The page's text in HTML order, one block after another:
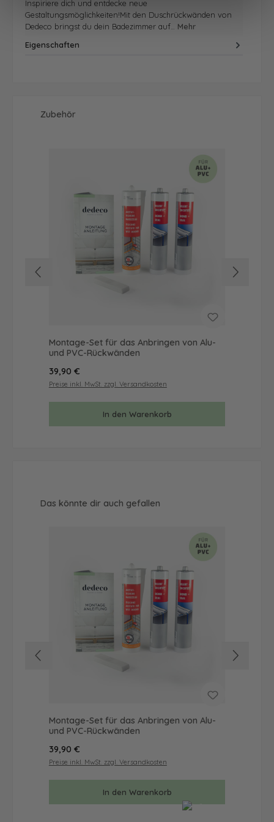
Inspiriere dich und entdecke neue
Gestaltungsmöglichkeiten!Mit den Duschrückwänden von
Dedeco bringst du dein Badezimmer auf… Mehr
Eigenschaften
Produktgalerie überspringen
Zubehör
Montage-Set für das Anbringen von Alu-
und PVC-Rückwänden
Regulärer Preis:
39,90 €
Preise inkl. MwSt. zzgl. Versandkosten
In den Warenkorb
Produktgalerie überspringen
Das könnte dir auch gefallen
Montage-Set für das Anbringen von Alu-
und PVC-Rückwänden
Regulärer Preis:
39,90 €
Preise inkl. MwSt. zzgl. Versandkosten
In den Warenkorb